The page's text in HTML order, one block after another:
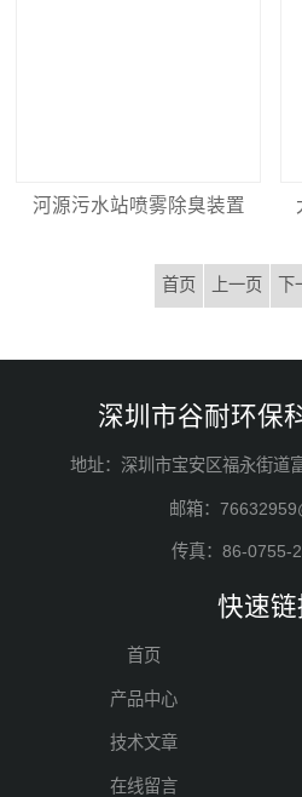
河源污水站喷雾除臭装置
首页 上一页
深圳市谷耐环保
地址：深圳市宝安区福永街道
邮箱：
传真：86-0755-
快速链
首页
产品中心
技术文章
在线留言